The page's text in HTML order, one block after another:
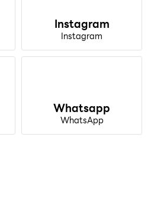
Instagram
Instagram
Whatsapp
WhatsApp